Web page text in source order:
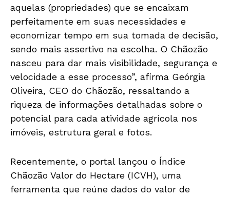
aquelas (propriedades) que se encaixam
perfeitamente em suas necessidades e
economizar tempo em sua tomada de decisão,
sendo mais assertivo na escolha. O Chãozão
nasceu para dar mais visibilidade, segurança e
velocidade a esse processo”, afirma Geórgia
Oliveira, CEO do Chãozão, ressaltando a
riqueza de informações detalhadas sobre o
potencial para cada atividade agrícola nos
imóveis, estrutura geral e fotos.
Recentemente, o portal lançou o Índice
Chãozão Valor do Hectare (ICVH), uma
ferramenta que reúne dados do valor de